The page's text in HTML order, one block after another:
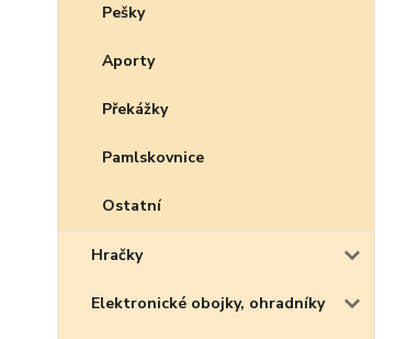
Pešky
Aporty
Překážky
Pamlskovnice
Ostatní
Hračky
Elektronické obojky, ohradníky